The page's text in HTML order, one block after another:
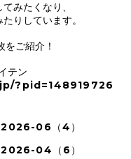
みたくなり、
りしています。
をご紹介！
テン
?pid=148919726
2026-06（4）
2026-04（6）